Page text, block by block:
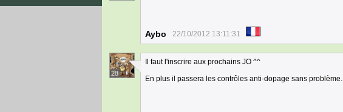
Aybo 22/10/2012 13:11:31
28
Il faut l'inscrire aux prochains JO ^^
En plus il passera les contrôles anti-dopage sans problème.